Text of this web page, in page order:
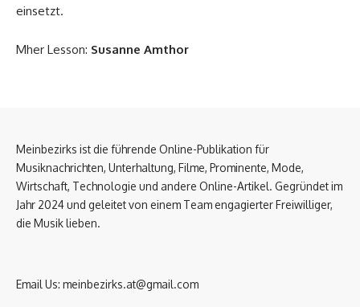
einsetzt.
Mher Lesson: Susanne Amthor
Meinbezirks ist die führende Online-Publikation für
Musiknachrichten, Unterhaltung, Filme, Prominente, Mode,
Wirtschaft, Technologie und andere Online-Artikel. Gegründet im
Jahr 2024 und geleitet von einem Team engagierter Freiwilliger,
die Musik lieben.
Email Us: meinbezirks.at@gmail.com